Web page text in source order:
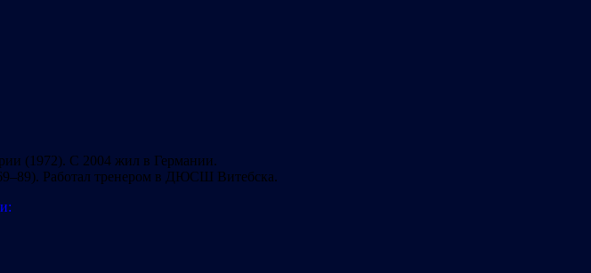
(1972). С 2004 жил в Германии.
Работал тренером в ДЮСШ Витебска.